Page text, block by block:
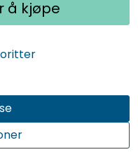
å kjøpe